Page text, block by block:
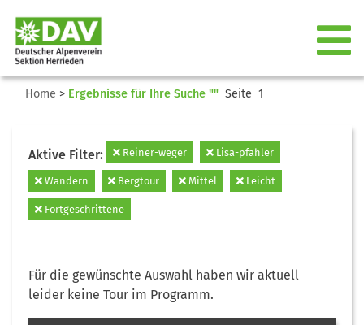
Home > Ergebnisse für Ihre Suche "" Seite 1
Aktive Filter: Reiner-weger Lisa-pfahler
Wandern Bergtour Mittel Leicht
Fortgeschrittene
Für die gewünschte Auswahl haben wir aktuell
leider keine Tour im Programm.